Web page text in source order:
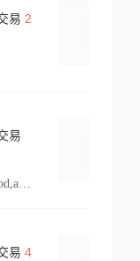
易 2
易
vehicle,pl 2,arts,home decor,cod,amusement ride,sea
易 4